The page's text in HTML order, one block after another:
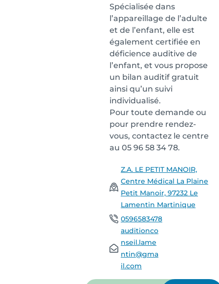
Spécialisée dans
l’appareillage de l’adulte
et de l’enfant, elle est
également certifiée en
déficience auditive de
l’enfant, et vous propose
un bilan auditif gratuit
ainsi qu’un suivi
individualisé.
Pour toute demande ou
pour prendre rendez-
vous, contactez le centre
au 05 96 58 34 78.
Z.A. LE PETIT MANOIR,
Centre Médical La Plaine
Petit Manoir, 97232 Le
Lamentin Martinique
0596583478
auditionco
nseil.lame
ntin@gma
il.com